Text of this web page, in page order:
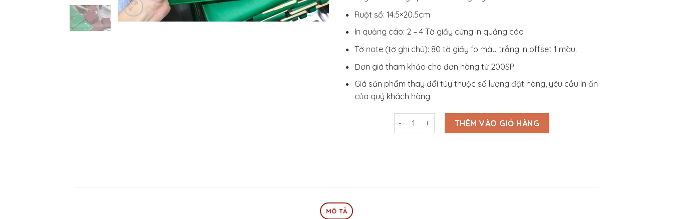
Ruột sổ: 14.5×20.5cm
In quảng cáo: 2 – 4 Tờ giấy cứng in quảng cáo
Tờ note (tờ ghi chú): 80 tờ giấy fo màu trắng in offset 1 màu.
Đơn giá tham khảo cho đơn hàng từ 200SP.
Giá sản phẩm thay đổi tùy thuộc số lượng đặt hàng, yêu cầu in ấn
của quý khách hàng.
Sổ Da Bìa Còng Quai Cài Đính Khóa Kim Loại_SD3S013 số lượng
THÊM VÀO GIỎ HÀNG
MÔ TẢ